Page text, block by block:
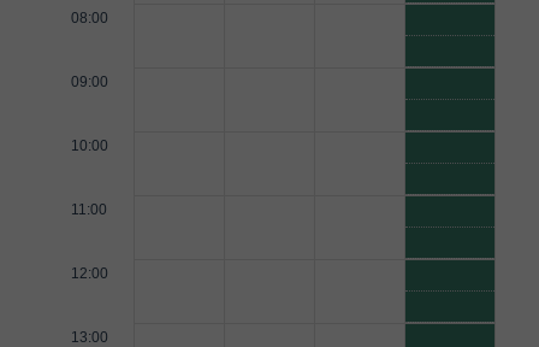
08:00
09:00
10:00
11:00
12:00
13:00